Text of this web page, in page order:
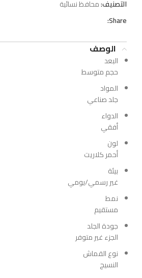
التصنيف:محافظ نسائية
Share:
الوصف
البعد
حجم متوسط
المواد
جلد صناعي
الدواء
أفقي
لون
أحمر كلاريت
بيئة
غير رسمي/يومي
نمط
مستقيم
جودة الجلد
الجزء غير متوفر
نوع القماش
النسيج